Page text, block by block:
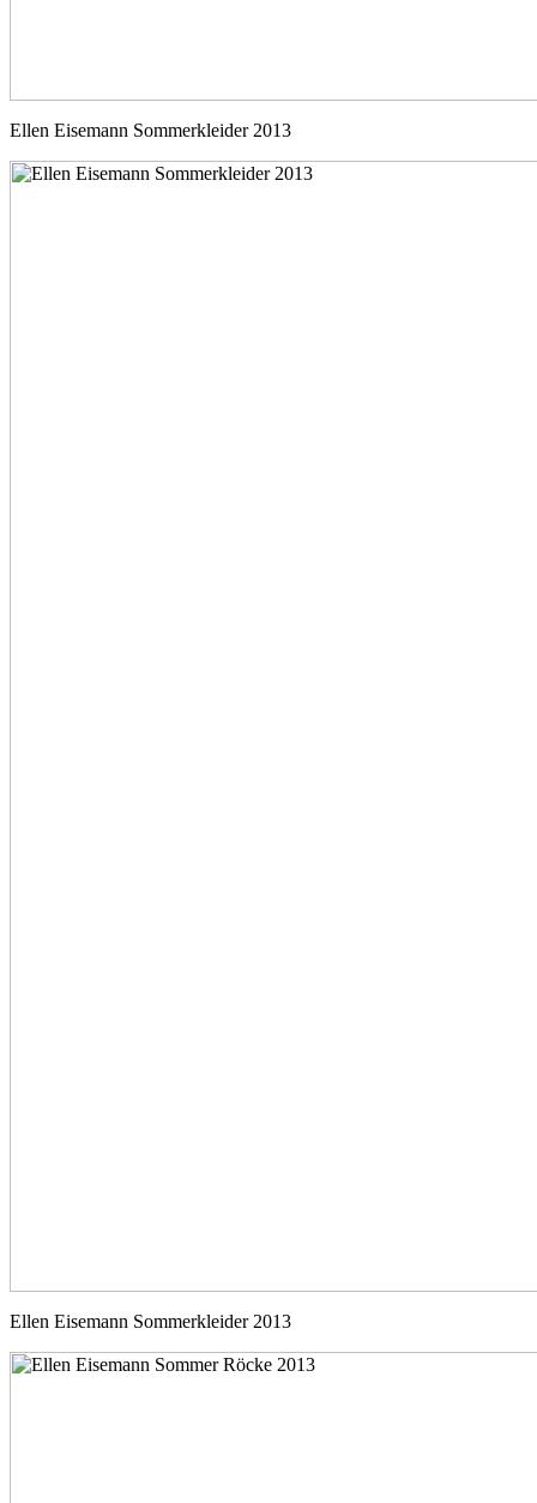
Ellen Eisemann Sommerkleider 2013
Ellen Eisemann Sommerkleider 2013